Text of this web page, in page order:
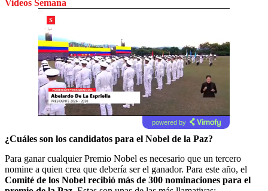
Videos Semana
powered by
¿Cuáles son los candidatos para el Nobel de la Paz?
Para ganar cualquier Premio Nobel es necesario que un tercero
nomine a quien crea que debería ser el ganador. Para este año, el
Comité de los Nobel recibió más de 300 nominaciones para el